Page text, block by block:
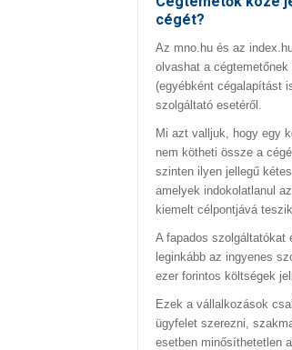
cégét?
Az mno.hu és az
olvashat a cégtemetőnek
(egyébként cégalapítást
szolgáltató esetéről.
Mi azt valljuk, hogy egy
nem kötheti össze a
szinten ilyen jellegű
amelyek indokolatlanul
kiemelt célpontjává
A fapados szolgáltatókat
leginkább az ingyenes
ezer forintos költségek
Ezek a vállalkozások
ügyfelet szerezni,
esetben minősíthetetlen